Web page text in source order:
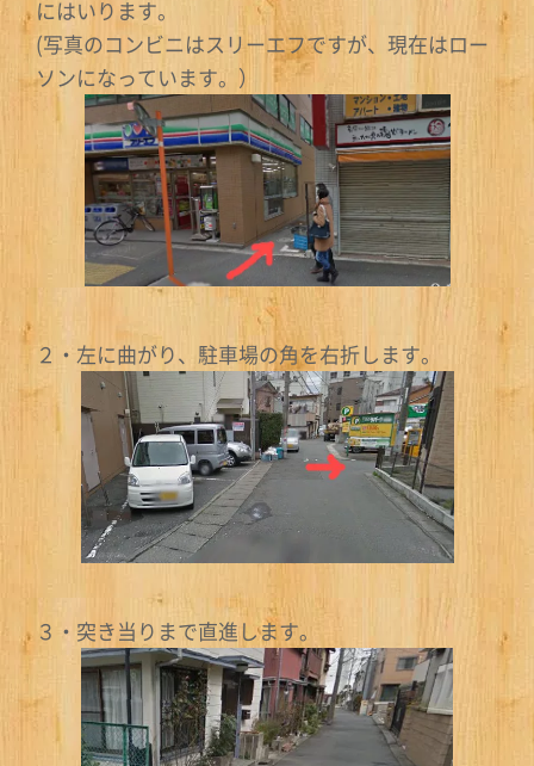
にはいります。
(写真のコンビニはスリーエフですが、現在はロー
ソンになっています。）
２・左に曲がり、駐車場の角を右折します。
３・突き当りまで直進します。